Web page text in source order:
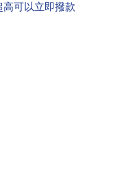
可以立即撥款